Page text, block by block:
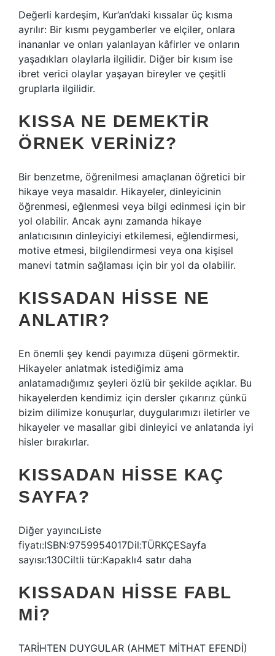
Değerli kardeşim, Kur’an’daki kıssalar üç kısma
ayrılır: Bir kısmı peygamberler ve elçiler, onlara
inananlar ve onları yalanlayan kâfirler ve onların
yaşadıkları olaylarla ilgilidir. Diğer bir kısım ise
ibret verici olaylar yaşayan bireyler ve çeşitli
gruplarla ilgilidir.
KISSA NE DEMEKTIR
ÖRNEK VERINIZ?
Bir benzetme, öğrenilmesi amaçlanan öğretici bir
hikaye veya masaldır. Hikayeler, dinleyicinin
öğrenmesi, eğlenmesi veya bilgi edinmesi için bir
yol olabilir. Ancak aynı zamanda hikaye
anlatıcısının dinleyiciyi etkilemesi, eğlendirmesi,
motive etmesi, bilgilendirmesi veya ona kişisel
manevi tatmin sağlaması için bir yol da olabilir.
KISSADAN HISSE NE
ANLATIR?
En önemli şey kendi payımıza düşeni görmektir.
Hikayeler anlatmak istediğimiz ama
anlatamadığımız şeyleri özlü bir şekilde açıklar. Bu
hikayelerden kendimiz için dersler çıkarırız çünkü
bizim dilimize konuşurlar, duygularımızı iletirler ve
hikayeler ve masallar gibi dinleyici ve anlatanda iyi
hisler bırakırlar.
KISSADAN HISSE KAÇ
SAYFA?
Diğer yayıncıListe
fiyatı:ISBN:9759954017Dil:TÜRKÇESayfa
sayısı:130Ciltli tür:Kapaklı4 satır daha
KISSADAN HISSE FABL
MI?
TARİHTEN DUYGULAR (AHMET MİTHAT EFENDİ)